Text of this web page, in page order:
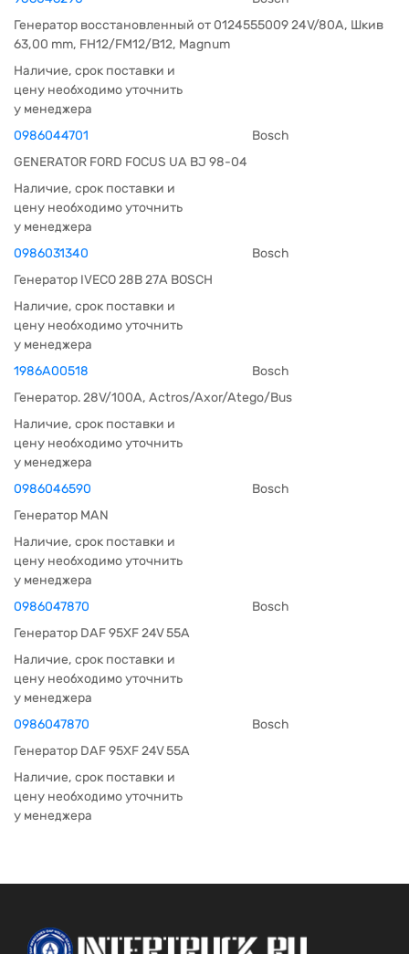
Генератор восстановленный от 0124555009 24V/80A, Шкив
63,00 mm, FH12/FM12/B12, Magnum
Наличие, срок поставки и
цену необходимо уточнить
у менеджера
0986044701
Bosch
GENERATOR FORD FOCUS UA BJ 98-04
Наличие, срок поставки и
цену необходимо уточнить
у менеджера
0986031340
Bosch
Генератор IVECO 28В 27А BOSCH
Наличие, срок поставки и
цену необходимо уточнить
у менеджера
1986A00518
Bosch
Генератор. 28V/100A, Actros/Axor/Atego/Bus
Наличие, срок поставки и
цену необходимо уточнить
у менеджера
0986046590
Bosch
Генератор MAN
Наличие, срок поставки и
цену необходимо уточнить
у менеджера
0986047870
Bosch
Генератор DAF 95XF 24V 55A
Наличие, срок поставки и
цену необходимо уточнить
у менеджера
0986047870
Bosch
Генератор DAF 95XF 24V 55A
Наличие, срок поставки и
цену необходимо уточнить
у менеджера